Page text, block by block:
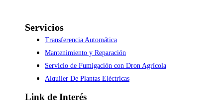
Servicios
Transferencia Automática
Mantenimiento y Reparación
Servicio de Fumigación con Dron Agrícola
Alquiler De Plantas Eléctricas
Link de Interés